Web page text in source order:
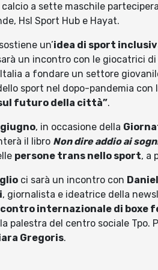
a sette maschile
Hsl Sport Hub e Hayat.
un’idea di sport
un incontro con le giocatrici di
a fondare un settore
sport nel dopo-pandemia con
futuro della città”.
, in occasione della
il libro Non dire addio ai
persone trans nello sport, a
ci sarà un incontro con
, giornalista e ideatrice della
internazionale di boxe
palestra del centro sociale Tpo.
Gregoris.